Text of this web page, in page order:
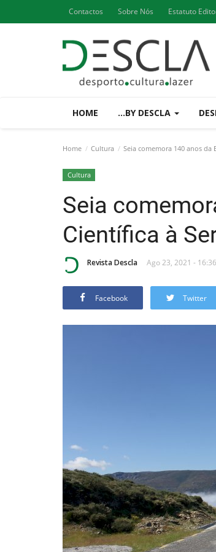
Contactos Sobre Nós Estatuto
HOME ...BY DESCLA
Home Cultura Seia comemora 140 anos da
Cultura
Seia
Científica à
Revista Descla Ago 23, 2021 - 16:36
Facebook Twitter